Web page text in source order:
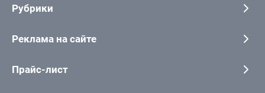
Рубрики
Реклама на сайте
Прайс-лист